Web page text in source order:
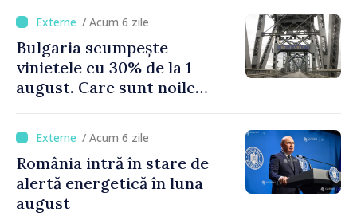
de Napoli
/ Acum 6 zile
Bulgaria scumpește
vinietele cu 30% de la 1
august. Care sunt noile
/ Acum 6 zile
România intră în stare de
alertă energetică în luna
august